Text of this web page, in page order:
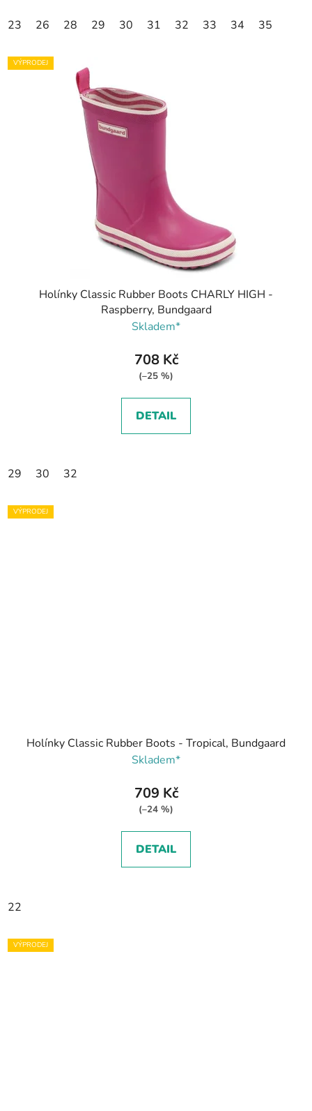
23 26 28 29 30 31 32 33 34 35
VÝPRODEJ
Holínky Classic Rubber Boots CHARLY HIGH -
Raspberry, Bundgaard
Skladem*
708 Kč
(–25 %)
DETAIL
29 30 32
VÝPRODEJ
Holínky Classic Rubber Boots - Tropical, Bundgaard
Skladem*
709 Kč
(–24 %)
DETAIL
22
VÝPRODEJ